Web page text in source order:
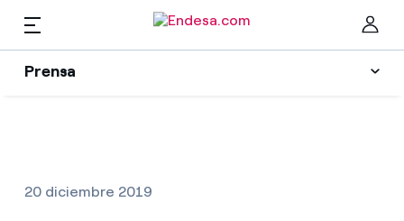
Prensa
Prensa
20 diciembre 2019